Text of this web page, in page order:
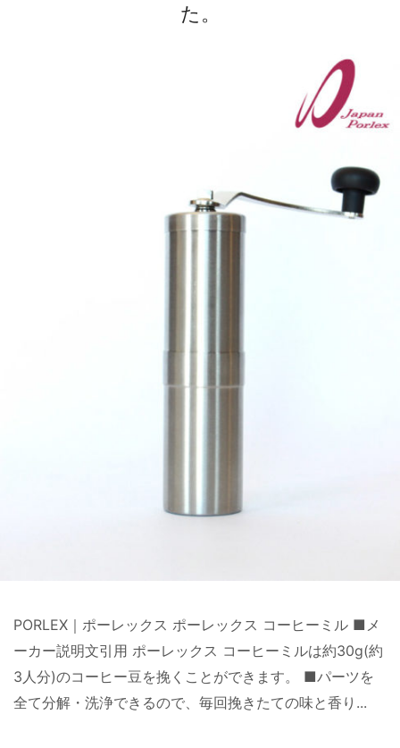
た。
PORLEX｜ポーレックス ポーレックス コーヒーミル ■メ
ーカー説明文引用 ポーレックス コーヒーミルは約30g(約
3人分)のコーヒー豆を挽くことができます。 ■パーツを
全て分解・洗浄できるので、毎回挽きたての味と香り...